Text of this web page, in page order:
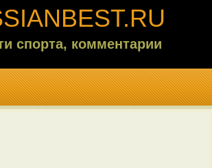
спорта, комментарии